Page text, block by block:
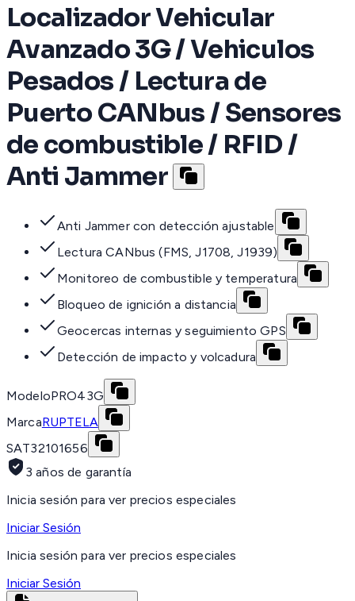
Localizador Vehicular
Avanzado 3G / Vehiculos
Pesados / Lectura de
Puerto CANbus / Sensores
de combustible / RFID /
Anti Jammer
Anti Jammer con detección ajustable
Lectura CANbus (FMS, J1708, J1939)
Monitoreo de combustible y temperatura
Bloqueo de ignición a distancia
Geocercas internas y seguimiento GPS
Detección de impacto y volcadura
ModeloPRO43G
MarcaRUPTELA
SAT32101656
3 años de garantía
Inicia sesión para ver precios especiales
Iniciar Sesión
Inicia sesión para ver precios especiales
Iniciar Sesión